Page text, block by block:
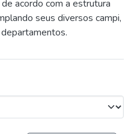
acordo com a estrutura
seus diversos campi,